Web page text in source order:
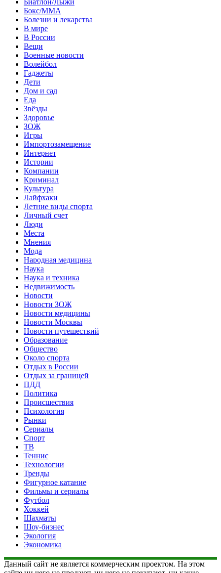
Бокс/MMA
Болезни и лекарства
В мире
В России
Вещи
Военные новости
Волейбол
Гаджеты
Дети
Дом и сад
Еда
Звёзды
Здоровье
ЗОЖ
Игры
Импортозамещение
Интернет
Истории
Компании
Криминал
Культура
Лайфхаки
Летние виды спорта
Личный счет
Люди
Места
Мнения
Мода
Народная медицина
Наука
Наука и техника
Недвижимость
Новости
Новости ЗОЖ
Новости медицины
Новости Москвы
Новости путешествий
Образование
Общество
Около спорта
Отдых в России
Отдых за границей
ПДД
Политика
Происшествия
Психология
Рынки
Сериалы
Спорт
ТВ
Теннис
Технологии
Тренды
Фигурное катание
Фильмы и сериалы
Футбол
Хоккей
Шахматы
Шоу-бизнес
Экология
Экономика
Данный сайт не является коммерческим проектом. На этом